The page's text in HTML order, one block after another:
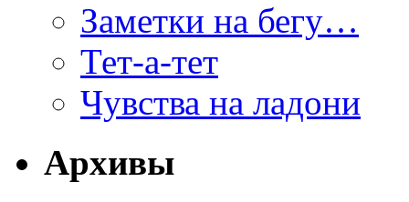
Заметки на бегу…
Тет-а-тет
Чувства на ладони
Архивы